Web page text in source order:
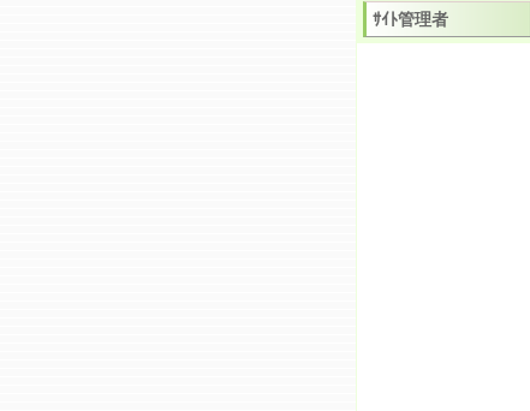
ｻｲﾄ管理者